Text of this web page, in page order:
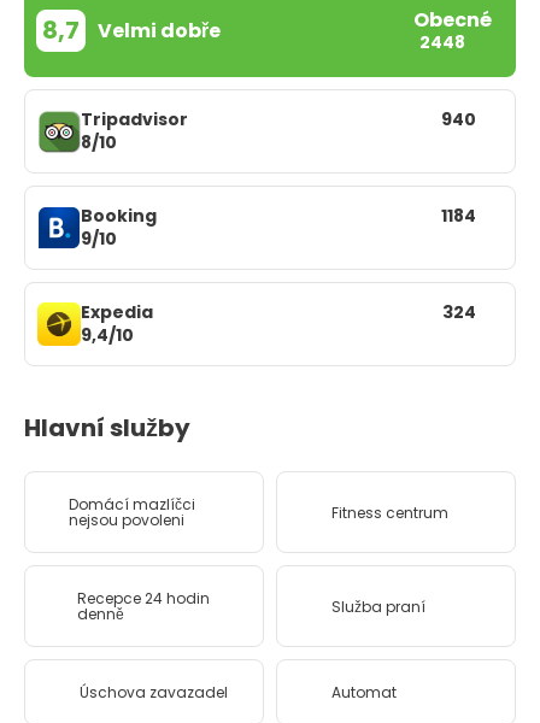
8,7 Velmi dobře Obecné
2448
Tripadvisor
8/10
940
Booking
9/10
1184
Expedia
9,4/10
324
Hlavní služby
Domácí mazlíčci
nejsou povoleni Fitness centrum
Recepce 24 hodin
denně Služba praní
Úschova zavazadel Automat